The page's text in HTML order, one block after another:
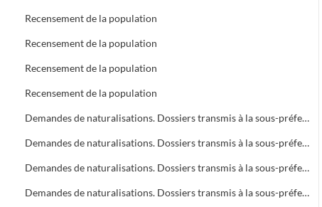
Recensement de la population
Recensement de la population
Recensement de la population
Recensement de la population
Demandes de naturalisations. Dossiers transmis à la sous-préfecture
Demandes de naturalisations. Dossiers transmis à la sous-préfecture
Demandes de naturalisations. Dossiers transmis à la sous-préfecture
Demandes de naturalisations. Dossiers transmis à la sous-préfecture